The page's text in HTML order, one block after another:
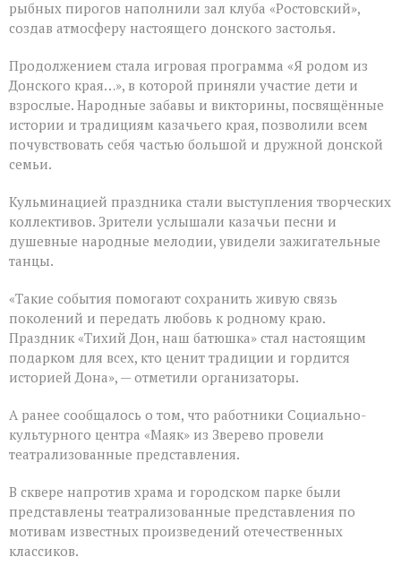
рыбных пирогов наполнили зал клуба «Ростовский»,
создав атмосферу настоящего донского застолья.
Продолжением стала игровая программа «Я родом из
Донского края…», в которой приняли участие дети и
взрослые. Народные забавы и викторины, посвящённые
истории и традициям казачьего края, позволили всем
почувствовать себя частью большой и дружной донской
семьи.
Кульминацией праздника стали выступления творческих
коллективов. Зрители услышали казачьи песни и
душевные народные мелодии, увидели зажигательные
танцы.
«Такие события помогают сохранить живую связь
поколений и передать любовь к родному краю.
Праздник «Тихий Дон, наш батюшка» стал настоящим
подарком для всех, кто ценит традиции и гордится
историей Дона», — отметили организаторы.
А ранее сообщалось о том, что работники Социально-
культурного центра «Маяк» из Зверево провели
театрализованные представления.
В сквере напротив храма и городском парке были
представлены театрализованные представления по
мотивам известных произведений отечественных
классиков.